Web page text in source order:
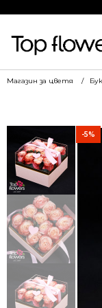
Магазин за цветя
-5%